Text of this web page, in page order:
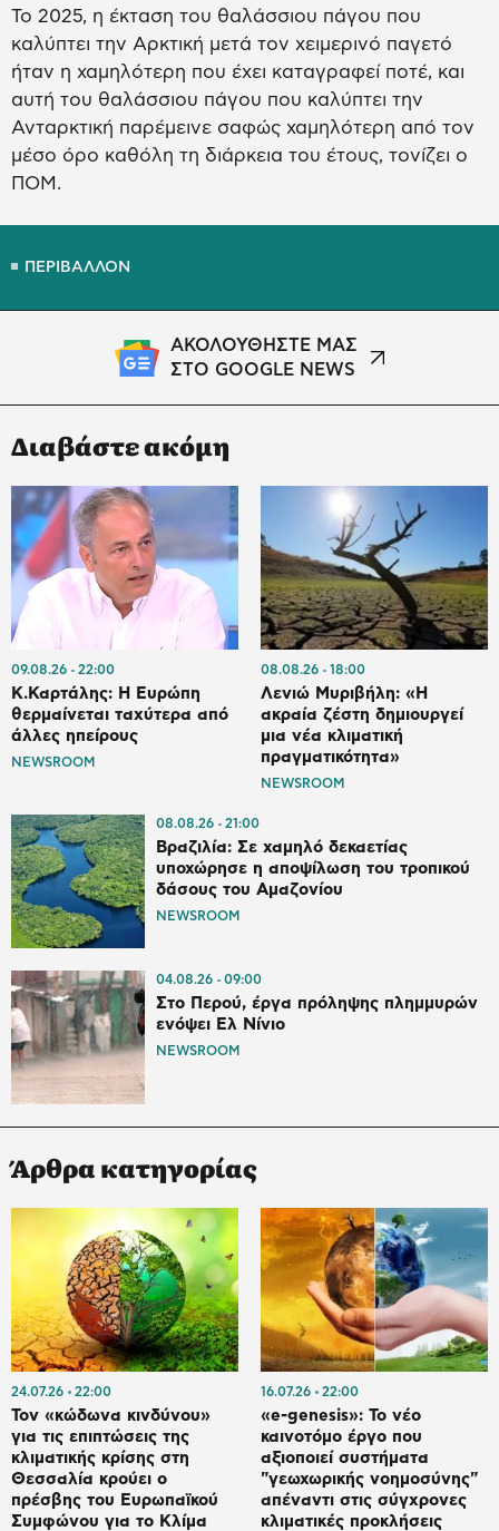
Το 2025, η έκταση του θαλάσσιου πάγου που
καλύπτει την Αρκτική μετά τον χειμερινό παγετό
ήταν η χαμηλότερη που έχει καταγραφεί ποτέ, και
αυτή του θαλάσσιου πάγου που καλύπτει την
Ανταρκτική παρέμεινε σαφώς χαμηλότερη από τον
μέσο όρο καθόλη τη διάρκεια του έτους, τονίζει ο
ΠΟΜ.
ΠΕΡΙΒΑΛΛΟΝ
ΑΚΟΛΟΥΘΗΣΤΕ ΜΑΣ
ΣΤΟ GOOGLE NEWS
Διαβάστε ακόμη
09.08.26 22:00
Κ.Καρτάλης: Η Ευρώπη
θερμαίνεται ταχύτερα από
άλλες ηπείρους
NEWSROOM
08.08.26 18:00
Λενιώ Μυριβήλη: «Η
ακραία ζέστη δημιουργεί
μια νέα κλιματική
πραγματικότητα»
NEWSROOM
08.08.26 21:00
Βραζιλία: Σε χαμηλό δεκαετίας
υποχώρησε η αποψίλωση του τροπικού
δάσους του Αμαζονίου
NEWSROOM
04.08.26 09:00
Στο Περού, έργα πρόληψης πλημμυρών
ενόψει Ελ Νίνιο
NEWSROOM
Άρθρα κατηγορίας
24.07.26 22:00
Τον «κώδωνα κινδύνου»
για τις επιπτώσεις της
κλιματικής κρίσης στη
Θεσσαλία κρούει ο
πρέσβης του Ευρωπαϊκού
Συμφώνου για το Κλίμα
16.07.26 22:00
«e-genesis»: Το νέο
καινοτόμο έργο που
αξιοποιεί συστήματα
"γεωχωρικής νοημοσύνης"
απέναντι στις σύγχρονες
κλιματικές προκλήσεις